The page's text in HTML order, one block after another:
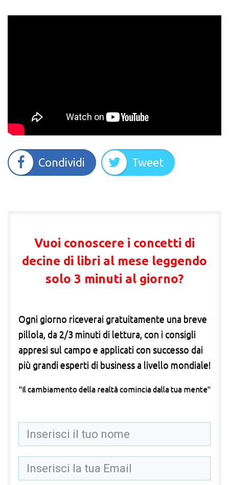
Condividi Tweet
Vuoi conoscere i concetti di
decine di libri al mese leggendo
solo 3 minuti al giorno?
Ogni giorno riceverai gratuitamente una breve
pillola, da 2/3 minuti di lettura, con i consigli
appresi sul campo e applicati con successo dai
più grandi esperti di business a livello mondiale!
"Il cambiamento della realtà comincia dalla tua mente"